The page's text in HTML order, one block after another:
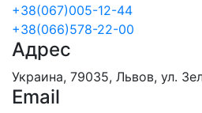
+38(067)005-12-44
+38(066)578-22-00
Адрес
Украина, 79035, Львов, ул.
Email